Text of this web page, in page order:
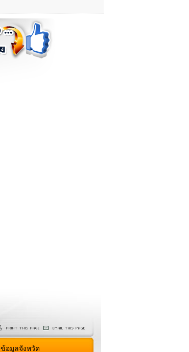
ข้อมูลจังหวัด